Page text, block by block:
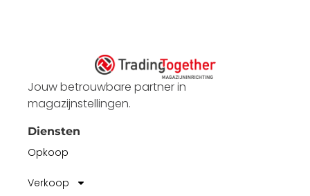
Jouw betrouwbare partner in
magazijnstellingen.
Diensten
Opkoop
Verkoop